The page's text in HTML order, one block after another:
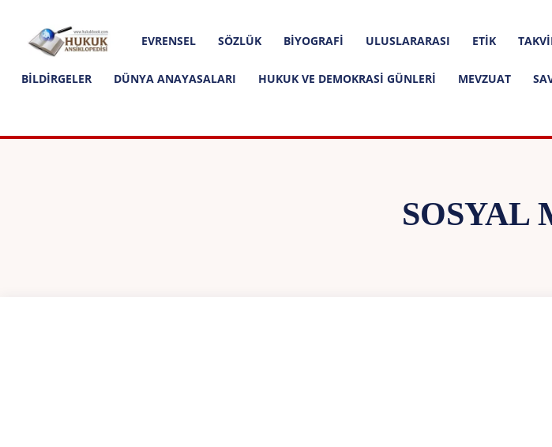
Hukuk
Ansiklopedisi
EVRENSEL SÖZLÜK BIYOGRAFI ULUSLARARASI ETIK
BILDIRGELER DÜNYA ANAYASALARI HUKUK VE DEMOKRASI GÜNLERI MEVZUAT
SOSYAL